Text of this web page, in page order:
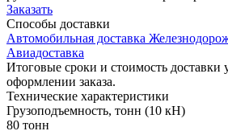
Заказать
Способы доставки
Автомобильная доставка
Авиадоставка
Итоговые сроки и стоимость доставки
оформлении заказа.
Технические характеристики
Грузоподъемность, тонн (10 кН)
80 тонн